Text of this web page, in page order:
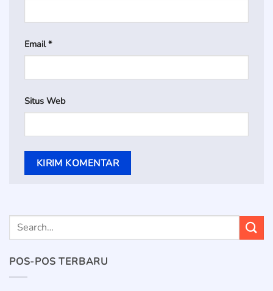
Email*
Situs Web
POS-POS TERBARU